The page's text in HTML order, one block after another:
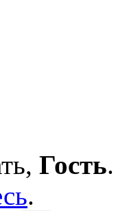
Гость
.